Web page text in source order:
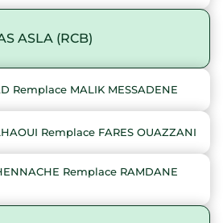
ASLA (RCB)
Remplace MALIK MESSADENE
Remplace FARES OUAZZANI
Remplace RAMDANE